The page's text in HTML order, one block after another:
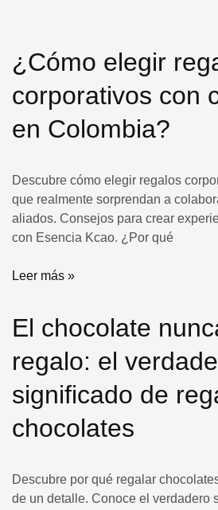
¿Cómo elegir
corporativos con
en Colombia?
Descubre cómo elegir regalos
que realmente sorprendan a
aliados. Consejos para crear
con Esencia Kcao. ¿Por qué
Leer más »
El chocolate
regalo: el
significado de
chocolates
Descubre por qué regalar
de un detalle. Conoce el verdadero